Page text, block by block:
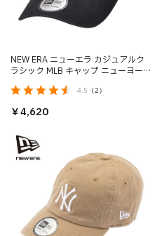
NEW ERA ニューエラ カジュアルク
ラシック MLB キャップ ニューヨー
4.5 （2）
￥4,620